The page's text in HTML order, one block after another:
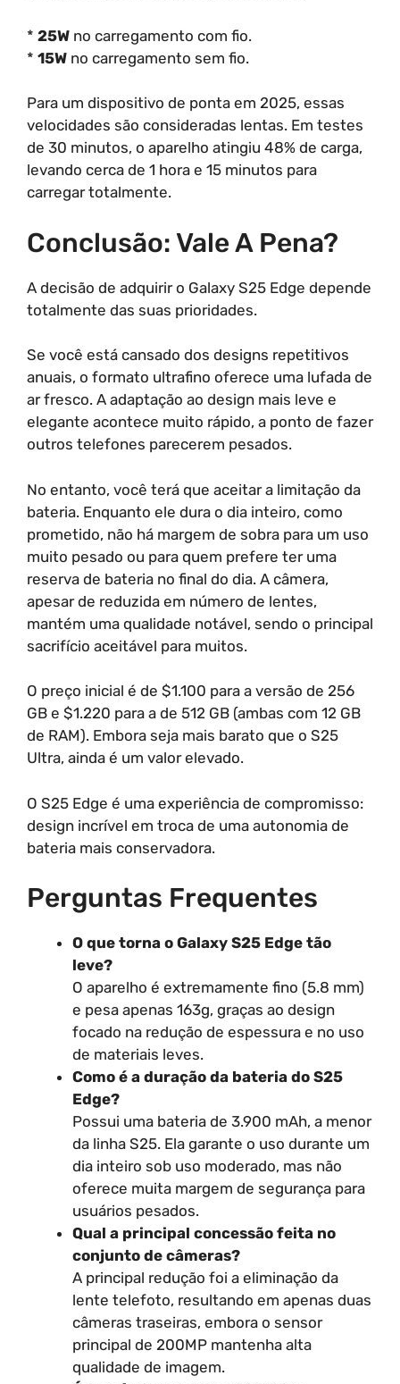
* 25W no carregamento com fio.
* 15W no carregamento sem fio.
Para um dispositivo de ponta em 2025, essas
velocidades são consideradas lentas. Em testes
de 30 minutos, o aparelho atingiu 48% de carga,
levando cerca de 1 hora e 15 minutos para
carregar totalmente.
Conclusão: Vale A Pena?
A decisão de adquirir o Galaxy S25 Edge depende
totalmente das suas prioridades.
Se você está cansado dos designs repetitivos
anuais, o formato ultrafino oferece uma lufada de
ar fresco. A adaptação ao design mais leve e
elegante acontece muito rápido, a ponto de fazer
outros telefones parecerem pesados.
No entanto, você terá que aceitar a limitação da
bateria. Enquanto ele dura o dia inteiro, como
prometido, não há margem de sobra para um uso
muito pesado ou para quem prefere ter uma
reserva de bateria no final do dia. A câmera,
apesar de reduzida em número de lentes,
mantém uma qualidade notável, sendo o principal
sacrifício aceitável para muitos.
O preço inicial é de $1.100 para a versão de 256
GB e $1.220 para a de 512 GB (ambas com 12 GB
de RAM). Embora seja mais barato que o S25
Ultra, ainda é um valor elevado.
O S25 Edge é uma experiência de compromisso:
design incrível em troca de uma autonomia de
bateria mais conservadora.
Perguntas Frequentes
O que torna o Galaxy S25 Edge tão
leve?
O aparelho é extremamente fino (5.8 mm)
e pesa apenas 163g, graças ao design
focado na redução de espessura e no uso
de materiais leves.
Como é a duração da bateria do S25
Edge?
Possui uma bateria de 3.900 mAh, a menor
da linha S25. Ela garante o uso durante um
dia inteiro sob uso moderado, mas não
oferece muita margem de segurança para
usuários pesados.
Qual a principal concessão feita no
conjunto de câmeras?
A principal redução foi a eliminação da
lente telefoto, resultando em apenas duas
câmeras traseiras, embora o sensor
principal de 200MP mantenha alta
qualidade de imagem.